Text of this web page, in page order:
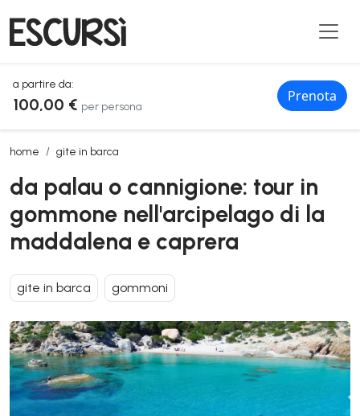
a partire da:
100,00 € per persona
Prenota
home gite in barca
da palau o cannigione: tour in gommone nell'arcipelago di la
da palau o cannigione: tour in
gommone nell'arcipelago di la
maddalena e caprera
gite in barca gommoni